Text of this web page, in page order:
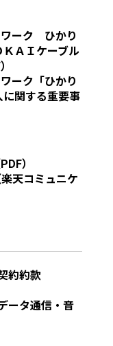
ワーク ひかり
ＡＩケーブル
ーク「ひかり
関する重要事
）
天コミュニケ
約約款
ータ通信・音